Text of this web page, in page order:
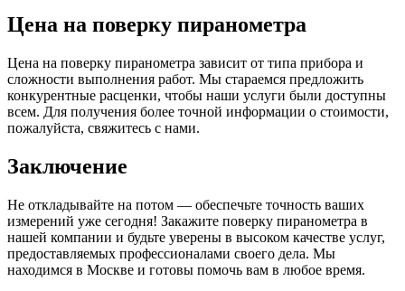
Цена на поверку пиранометра
Цена на поверку пиранометра зависит от типа прибора и
сложности выполнения работ. Мы стараемся предложить
конкурентные расценки, чтобы наши услуги были доступны
всем. Для получения более точной информации о стоимости,
пожалуйста, свяжитесь с нами.
Заключение
Не откладывайте на потом — обеспечьте точность ваших
измерений уже сегодня! Закажите поверку пиранометра в
нашей компании и будьте уверены в высоком качестве услуг,
предоставляемых профессионалами своего дела. Мы
находимся в Москве и готовы помочь вам в любое время.